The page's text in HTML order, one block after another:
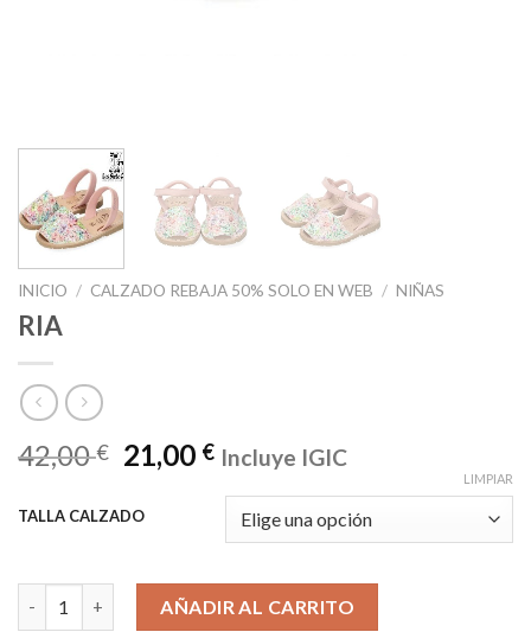
INICIO / CALZADO REBAJA 50% SOLO EN WEB / NIÑAS
RIA
42,00€ 21,00 € Incluye IGIC
TALLA CALZADO
LIMPIAR
AÑADIR AL CARRITO